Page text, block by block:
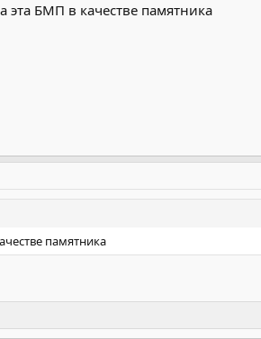
эта БМП в качестве памятника
памятника